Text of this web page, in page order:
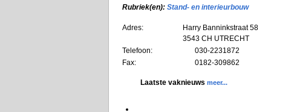
Rubriek(en): Stand- en interieurbouw
Adres:
Harry Banninkstraat 58
3543 CH UTRECHT
Telefoon:
030-2231872
Fax:
0182-309862
Laatste vaknieuws meer...